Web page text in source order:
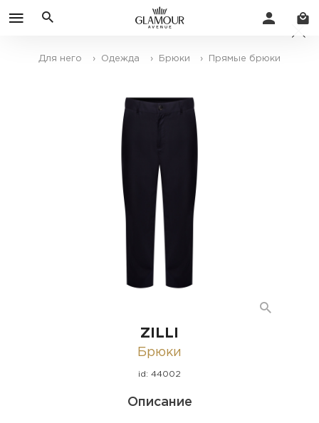
Для него › Одежда › Брюки › Прямые брюки
ZILLI
Брюки
id: 44002
Описание